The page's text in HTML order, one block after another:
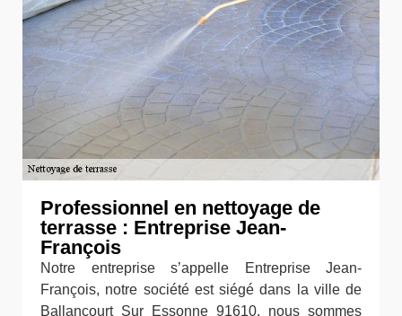
Professionnel en nettoyage de
terrasse : Entreprise Jean-
François
Notre entreprise s’appelle Entreprise Jean-
François, notre société est siégé dans la ville de
Ballancourt Sur Essonne 91610, nous sommes